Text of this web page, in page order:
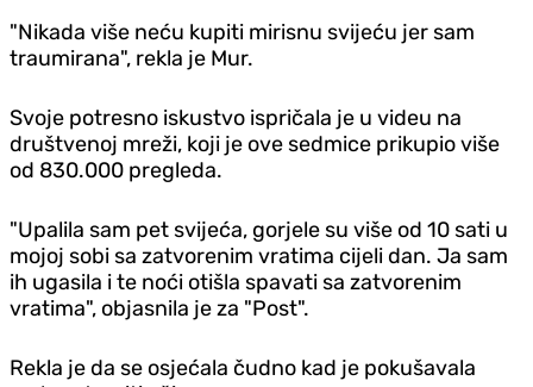
"Nikada više neću kupiti mirisnu svijeću jer sam
traumirana", rekla je Mur.
Svoje potresno iskustvo ispričala je u videu na
društvenoj mreži, koji je ove sedmice prikupio više
od 830.000 pregleda.
"Upalila sam pet svijeća, gorjele su više od 10 sati u
mojoj sobi sa zatvorenim vratima cijeli dan. Ja sam
ih ugasila i te noći otišla spavati sa zatvorenim
vratima", objasnila je za "Post".
Rekla je da se osjećala čudno kad je pokušavala